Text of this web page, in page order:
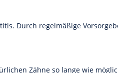
Durch regelmäßige
Zähne so lange wie